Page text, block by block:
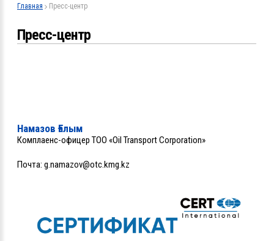
Главная Пресс-центр
Пресс-центр
Намазов Ғалым
Комплаенс-офицер ТОО «Oil Transport Corporation»
Почта: g.namazov@otc.kmg.kz